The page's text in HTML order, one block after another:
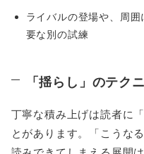
ライバルの登場や、周
要な別の試練
「揺らし」のテク
丁寧な積み上げは読者に
とがあります。「こうな